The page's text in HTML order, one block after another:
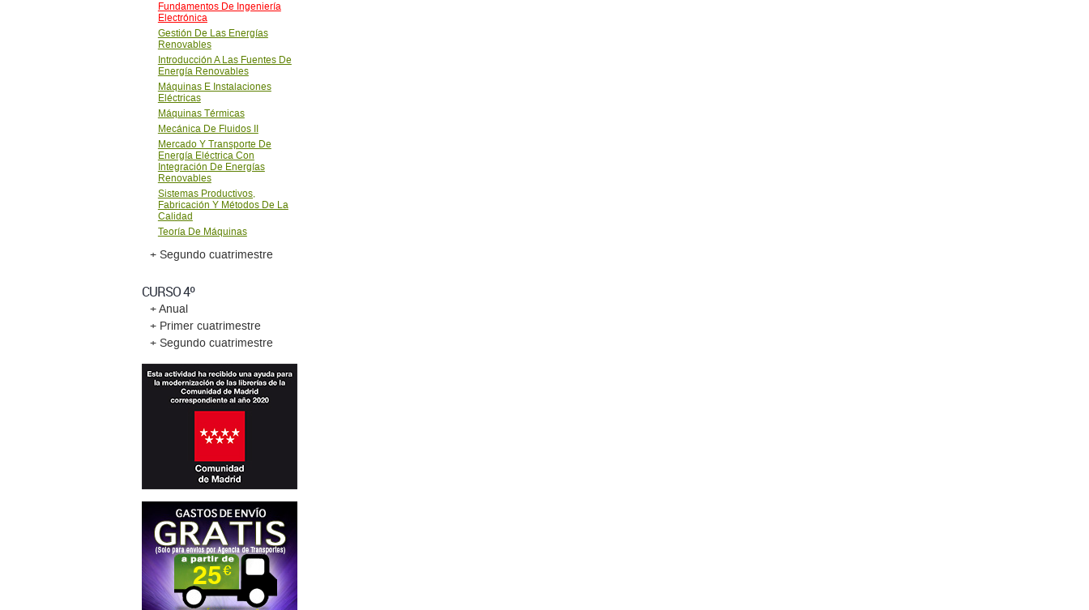
Fundamentos De Ingenierí­a
Electrónica
Gestión De Las Energí­as
Renovables
Introducción A Las Fuentes De
Energí­a Renovables
Máquinas E Instalaciones
Eléctricas
Máquinas Térmicas
Mecánica De Fluidos II
Mercado Y Transporte De
Energía Eléctrica Con
Integración De Energías
Renovables
Sistemas Productivos,
Fabricación Y Métodos De La
Calidad
Teoría De Máquinas
+ Segundo cuatrimestre
CURSO 4º
+ Anual
+ Primer cuatrimestre
+ Segundo cuatrimestre